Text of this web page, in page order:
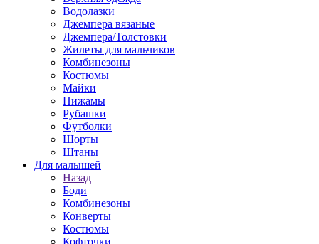
Водолазки
Джемпера вязаные
Джемпера/Толстовки
Жилеты для мальчиков
Комбинезоны
Костюмы
Майки
Пижамы
Рубашки
Футболки
Шорты
Штаны
Для малышей
Назад
Боди
Комбинезоны
Конверты
Костюмы
Кофточки